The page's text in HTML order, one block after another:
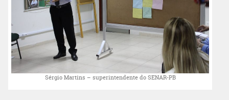
Sérgio Martins – superintendente do SENAR-PB